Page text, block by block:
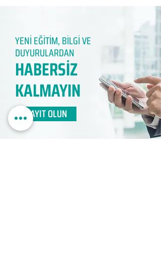
YENİ EĞİTİM, BİLGİ VE
DUYURULARDAN
HABERSİZ
KALMAYIN​
KAYIT OLUN